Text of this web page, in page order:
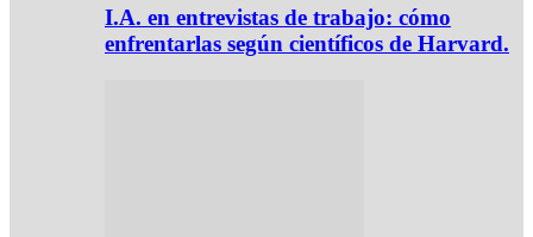
I.A. en entrevistas de trabajo: cómo
enfrentarlas según científicos de Harvard.